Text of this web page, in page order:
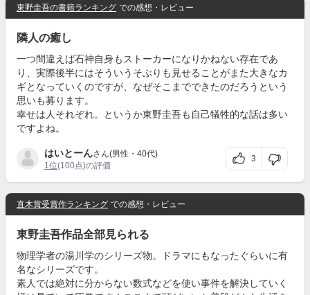
東野圭吾の書籍ランキング での感想・レビュー
隣人の癒し
一つ間違えば石神自身もストーカーになりかねない存在であ
り、実際後半にはそういうそぶりも見せることがまた大きなカ
ギとなっていくのですが、なぜそこまでできたのだろうという
思いも募ります。
幸せは人それぞれ。というか東野圭吾も自己犠牲的な話は多い
ですよね。
はいとーんさん(男性・40代)
1位(100点)の評価
3
直木賞受賞作ランキング での感想・レビュー
東野圭吾作品全部見られる
物理学者の湯川学のシリーズ物。ドラマにもなったぐらいに有
名なシリーズです。
素人では絶対に分からない数式などを使い事件を解決していく